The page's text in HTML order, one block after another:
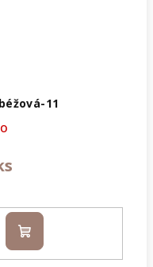
11
Do
košíku